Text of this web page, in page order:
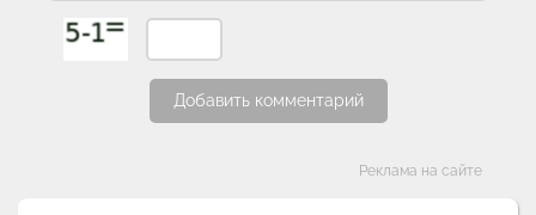
Добавить комментарий
Реклама на сайте